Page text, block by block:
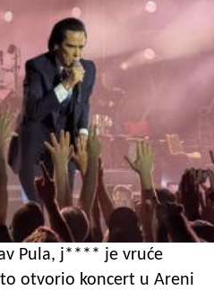
Pula, j**** je vruće
otvorio koncert u Areni